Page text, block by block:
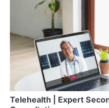
i
o
Telehealth | Expert